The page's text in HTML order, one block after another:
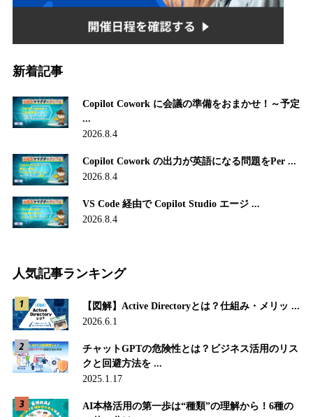
新着記事
Copilot Cowork に会議の準備をおまかせ！～予定
...
2026.8.4
Copilot Cowork の出力が英語になる問題をPer ...
2026.8.4
VS Code 経由で Copilot Studio エージ ...
2026.8.4
人気記事ランキング
【図解】Active Directoryとは？仕組み・メリッ ...
2026.6.1
チャットGPTの危険性とは？ビジネス活用のリス
クと回避方法を ...
2025.1.17
AI本格活用の第一歩は“種類”の理解から！6種の